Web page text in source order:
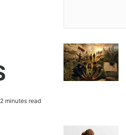
2 minutes read